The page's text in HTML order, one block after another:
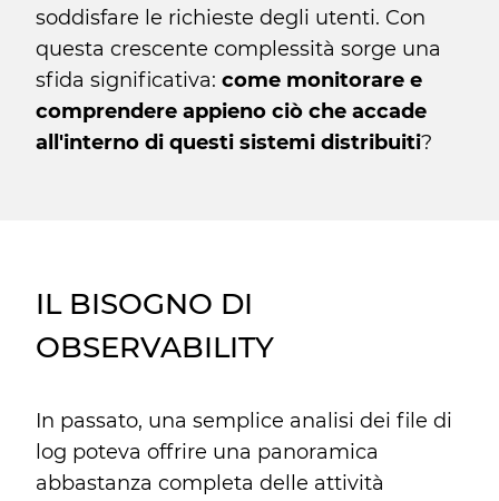
soddisfare le richieste degli utenti. Con
questa crescente complessità sorge una
sfida significativa: come monitorare e
comprendere appieno ciò che accade
all'interno di questi sistemi distribuiti?
IL BISOGNO DI
OBSERVABILITY
In passato, una semplice analisi dei file di
log poteva offrire una panoramica
abbastanza completa delle attività